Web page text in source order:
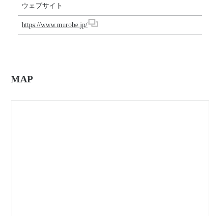
ウェブサイト
https://www.murobe.jp/
MAP